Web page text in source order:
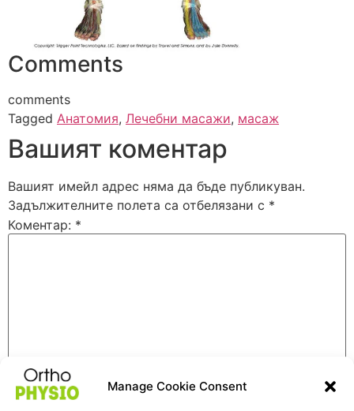
Manage Cookie Consent
Comments
comments
Tagged Анатомия, Лечебни масажи, масаж
Вашият коментар
Вашият имейл адрес няма да бъде публикуван.
Задължителните полета са отбелязани с *
Коментар: *